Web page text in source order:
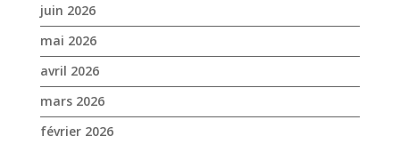
juin 2026
mai 2026
avril 2026
mars 2026
février 2026